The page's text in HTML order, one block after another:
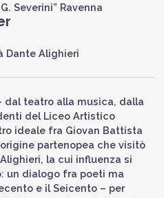
Severini” Ravenna
Dante Alighieri
dal teatro alla musica, dalla
del Liceo Artistico
ideale fra Giovan Battista
partenopea che visitò
la cui influenza si
un dialogo fra poeti ma
e il Seicento – per